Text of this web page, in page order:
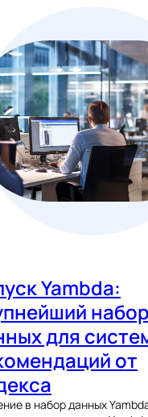
Yambda:
набор
для
от
в набор данных